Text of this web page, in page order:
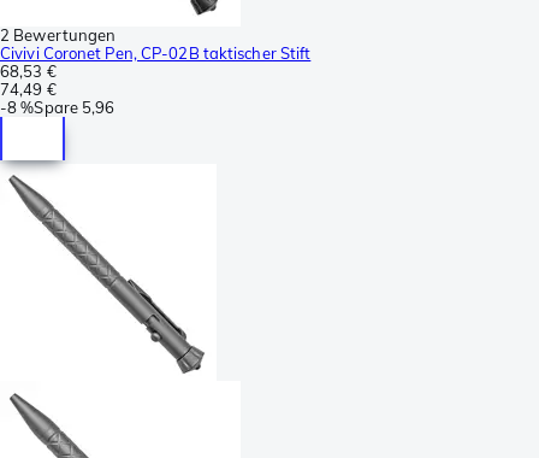
2 Bewertungen
Civivi Coronet Pen, CP-02B taktischer Stift
68,53 €
74,49 €
-8 %Spare 5,96